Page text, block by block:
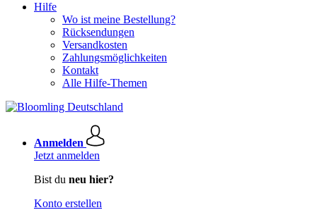
Hilfe
Wo ist meine Bestellung?
Rücksendungen
Versandkosten
Zahlungsmöglichkeiten
Kontakt
Alle Hilfe-Themen
Anmelden
Jetzt anmelden
Bist du neu hier?
Konto erstellen